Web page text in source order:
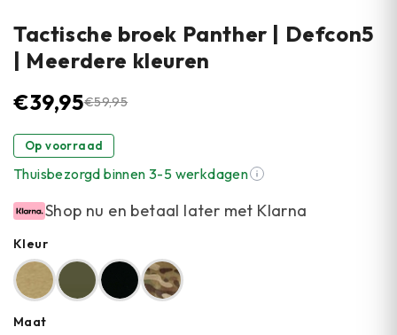
Tactische broek Panther | Defcon5
| Meerdere kleuren
€59,95
€39,95
Op voorraad
Thuisbezorgd binnen 3-5 werkdagen
Shop nu en betaal later met Klarna
Kleur
Maat